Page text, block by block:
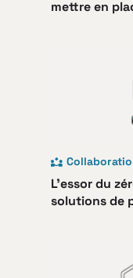
mettre en
L’essor du
solutions de